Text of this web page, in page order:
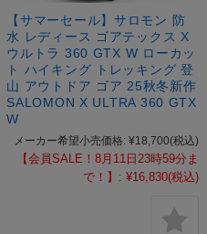
【サマーセール】サロモン 防
水 レディース ゴアテックス X
ウルトラ 360 GTX W ローカッ
ト ハイキング トレッキング 登
山 アウトドア ゴア 25秋冬新作
SALOMON X ULTRA 360 GTX
W
メーカー希望小売価格: ¥18,700(税込)
【会員SALE！8月11日23時59分ま
で！】: ¥16,830(税込)